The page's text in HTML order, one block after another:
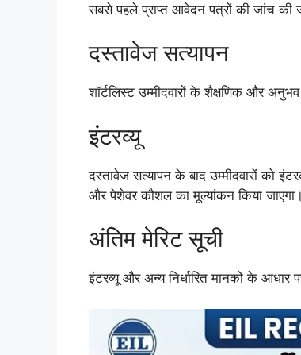
सबसे पहले प्राप्त आवेदन पत्रों की जांच की
दस्तावेज सत्यापन
शॉर्टलिस्ट उम्मीदवारों के शैक्षणिक और
इंटरव्यू
दस्तावेज सत्यापन के बाद उम्मीदवारों को
और पेशेवर कौशल का मूल्यांकन किया जाएगा।
अंतिम मेरिट सूची
इंटरव्यू और अन्य निर्धारित मानकों के आधार